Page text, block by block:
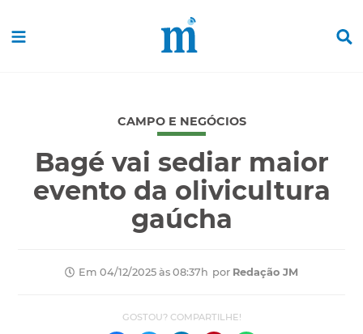
CAMPO E NEGÓCIOS
Bagé vai sediar maior
evento da olivicultura
gaúcha
Em 04/12/2025 às 08:37h por Redação JM